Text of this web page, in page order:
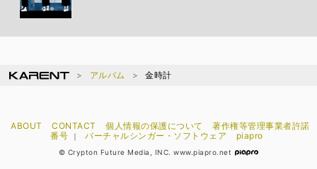
アルバム 金時計
ABOUT CONTACT 個人情報の保護について
著作権等管理事業者許諾
番号
｜ バーチャルシンガー・ソフトウェア piapro
© Crypton Future Media, INC. www.piapro.net